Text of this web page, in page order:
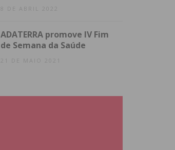
8 DE ABRIL 2022
ADATERRA promove IV Fim
de Semana da Saúde
21 DE MAIO 2021